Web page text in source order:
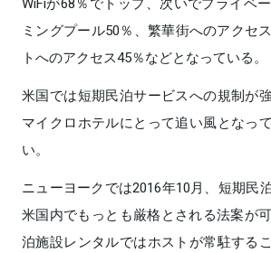
ミングプール50％、繁華街へのアクセ
トへのアクセス45％などとなっている。
米国では短期民泊サービスへの規制が
マイクロホテルにとって追い風となっ
い。
ニューヨークでは2016年10月、短期民
米国内でもっとも厳格とされる法案が
泊施設レンタルではホストが常駐する